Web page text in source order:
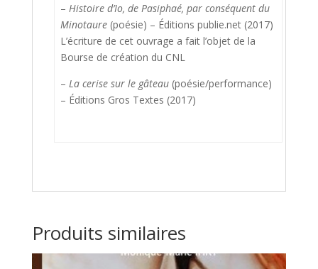
– Histoire d’Io, de Pasiphaé, par conséquent du
Minotaure (poésie) – Éditions publie.net (2017)
L’écriture de cet ouvrage a fait l’objet de la
Bourse de création du CNL
– La cerise sur le gâteau (poésie/performance)
– Éditions Gros Textes (2017)
Produits similaires